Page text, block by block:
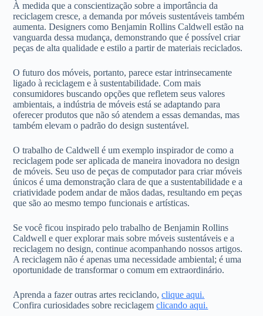
À medida que a conscientização sobre a importância da
reciclagem cresce, a demanda por móveis sustentáveis também
aumenta. Designers como Benjamin Rollins Caldwell estão na
vanguarda dessa mudança, demonstrando que é possível criar
peças de alta qualidade e estilo a partir de materiais reciclados.
O futuro dos móveis, portanto, parece estar intrinsecamente
ligado à reciclagem e à sustentabilidade. Com mais
consumidores buscando opções que refletem seus valores
ambientais, a indústria de móveis está se adaptando para
oferecer produtos que não só atendem a essas demandas, mas
também elevam o padrão do design sustentável.
O trabalho de Caldwell é um exemplo inspirador de como a
reciclagem pode ser aplicada de maneira inovadora no design
de móveis. Seu uso de peças de computador para criar móveis
únicos é uma demonstração clara de que a sustentabilidade e a
criatividade podem andar de mãos dadas, resultando em peças
que são ao mesmo tempo funcionais e artísticas.
Se você ficou inspirado pelo trabalho de Benjamin Rollins
Caldwell e quer explorar mais sobre móveis sustentáveis e a
reciclagem no design, continue acompanhando nossos artigos.
A reciclagem não é apenas uma necessidade ambiental; é uma
oportunidade de transformar o comum em extraordinário.
Aprenda a fazer outras artes reciclando,clique aqui.
Confira curiosidades sobre reciclagemclicando aqui.